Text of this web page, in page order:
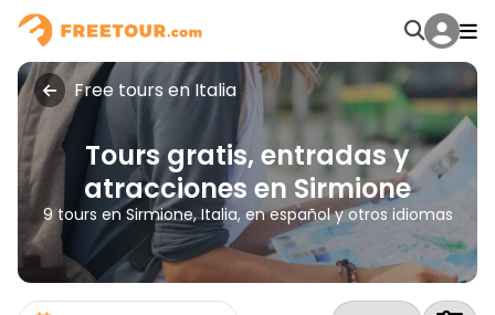
Free tours en Italia
Tours gratis, entradas y
atracciones en Sirmione
9 tours en Sirmione, Italia, en español y otros idiomas